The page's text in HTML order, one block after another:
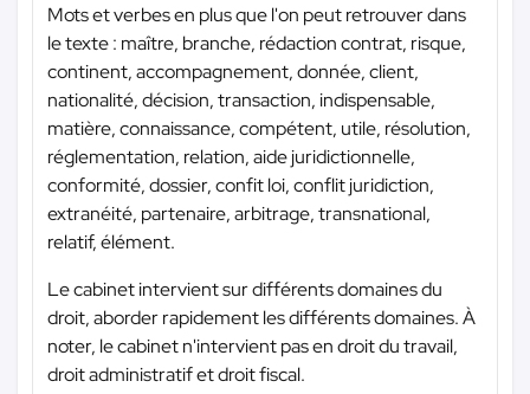
Mots et verbes en plus que l'on peut retrouver dans
le texte : maître, branche, rédaction contrat, risque,
continent, accompagnement, donnée, client,
nationalité, décision, transaction, indispensable,
matière, connaissance, compétent, utile, résolution,
réglementation, relation, aide juridictionnelle,
conformité, dossier, confit loi, conflit juridiction,
extranéité, partenaire, arbitrage, transnational,
relatif, élément.
Le cabinet intervient sur différents domaines du
droit, aborder rapidement les différents domaines. À
noter, le cabinet n'intervient pas en droit du travail,
droit administratif et droit fiscal.